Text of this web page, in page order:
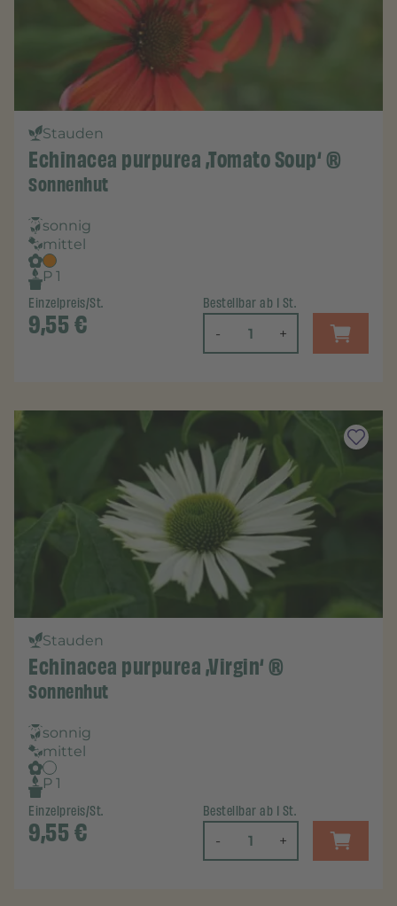
Stauden
Echinacea purpurea ‚Tomato Soup‘ ®
Sonnenhut
sonnig
mittel
P 1
Einzelpreis/St.
9,55€
Bestellbar ab 1 St.
- +
Stauden
Echinacea purpurea ‚Virgin‘ ®
Sonnenhut
sonnig
mittel
P 1
Einzelpreis/St.
9,55€
Bestellbar ab 1 St.
- +